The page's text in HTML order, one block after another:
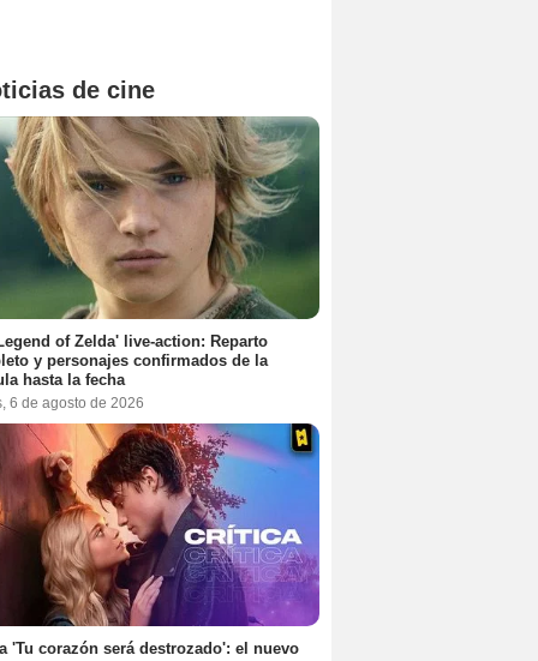
de cine
of Zelda' live-action: Reparto
y personajes confirmados de la
hasta la fecha
6 de agosto de 2026
'Tu corazón será destrozado': el nuevo